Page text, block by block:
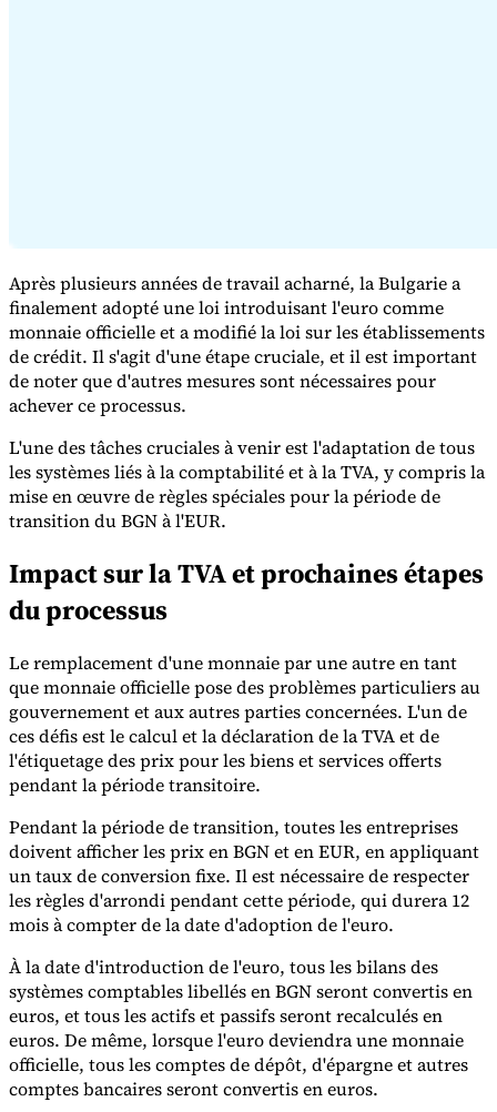
fiscalité indirecte
Taxes sur le carbone et prélèvements
environnementaux
Outils
venteVérificateur de numéro de VATSuivi des obligations de
facturation électronique
Experts
Nos auteursDevenir contributeurChoisir un expert
Après plusieurs années de travail acharné, la Bulgarie a
finalement adopté une loi introduisant l'euro comme
monnaie officielle et a modifié la loi sur les établissements
de crédit. Il s'agit d'une étape cruciale, et il est important
de noter que d'autres mesures sont nécessaires pour
achever ce processus.
L'une des tâches cruciales à venir est l'adaptation de tous
les systèmes liés à la comptabilité et à la TVA, y compris la
mise en œuvre de règles spéciales pour la période de
transition du BGN à l'EUR.
Impact sur la TVA et prochaines étapes
du processus
Le remplacement d'une monnaie par une autre en tant
que monnaie officielle pose des problèmes particuliers au
gouvernement et aux autres parties concernées. L'un de
ces défis est le calcul et la déclaration de la TVA et de
l'étiquetage des prix pour les biens et services offerts
pendant la période transitoire.
Pendant la période de transition, toutes les entreprises
doivent afficher les prix en BGN et en EUR, en appliquant
un taux de conversion fixe. Il est nécessaire de respecter
les règles d'arrondi pendant cette période, qui durera 12
mois à compter de la date d'adoption de l'euro.
À la date d'introduction de l'euro, tous les bilans des
systèmes comptables libellés en BGN seront convertis en
euros, et tous les actifs et passifs seront recalculés en
euros. De même, lorsque l'euro deviendra une monnaie
officielle, tous les comptes de dépôt, d'épargne et autres
comptes bancaires seront convertis en euros.